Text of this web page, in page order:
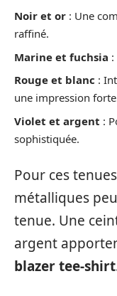
Noir et or : Une
raffiné.
Marine et fuchsia
Rouge et blanc :
une impression
Violet et argent :
sophistiquée.
Pour ces
métalliques
tenue. Une
argent
blazer tee-shirt